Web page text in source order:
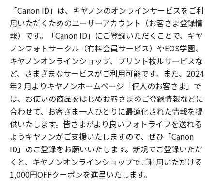
「Canon ID」は、キヤノンのオンラインサービスをご利
用いただくためのユーザーアカウント（お客さま登録情
報）です。「Canon ID」にご登録いただくことで、キヤ
ノンフォトサークル（有料会員サービス）やEOS学園、
キヤノンオンラインショップ、プリント枚ルサービスな
ど、さまざまなサービスがご利用可能です。また、2024
年2 月よりキヤノンホームページ「個人のお客さま」で
は、お使いの商品をはじめお客さまのご登録情報などに
合わせて、お客さま一人ひとりに最適化された情報を提
供いたします。皆さまがより良いフォトライフを送れる
ようキヤノンがご支援いたしますので、ぜひ「Canon
ID」のご登録をお願いいたします。新規でご登録いただ
くと、キヤノンオンラインショップでご利用いただける
1,000円OFFクーポンを進呈いたします。